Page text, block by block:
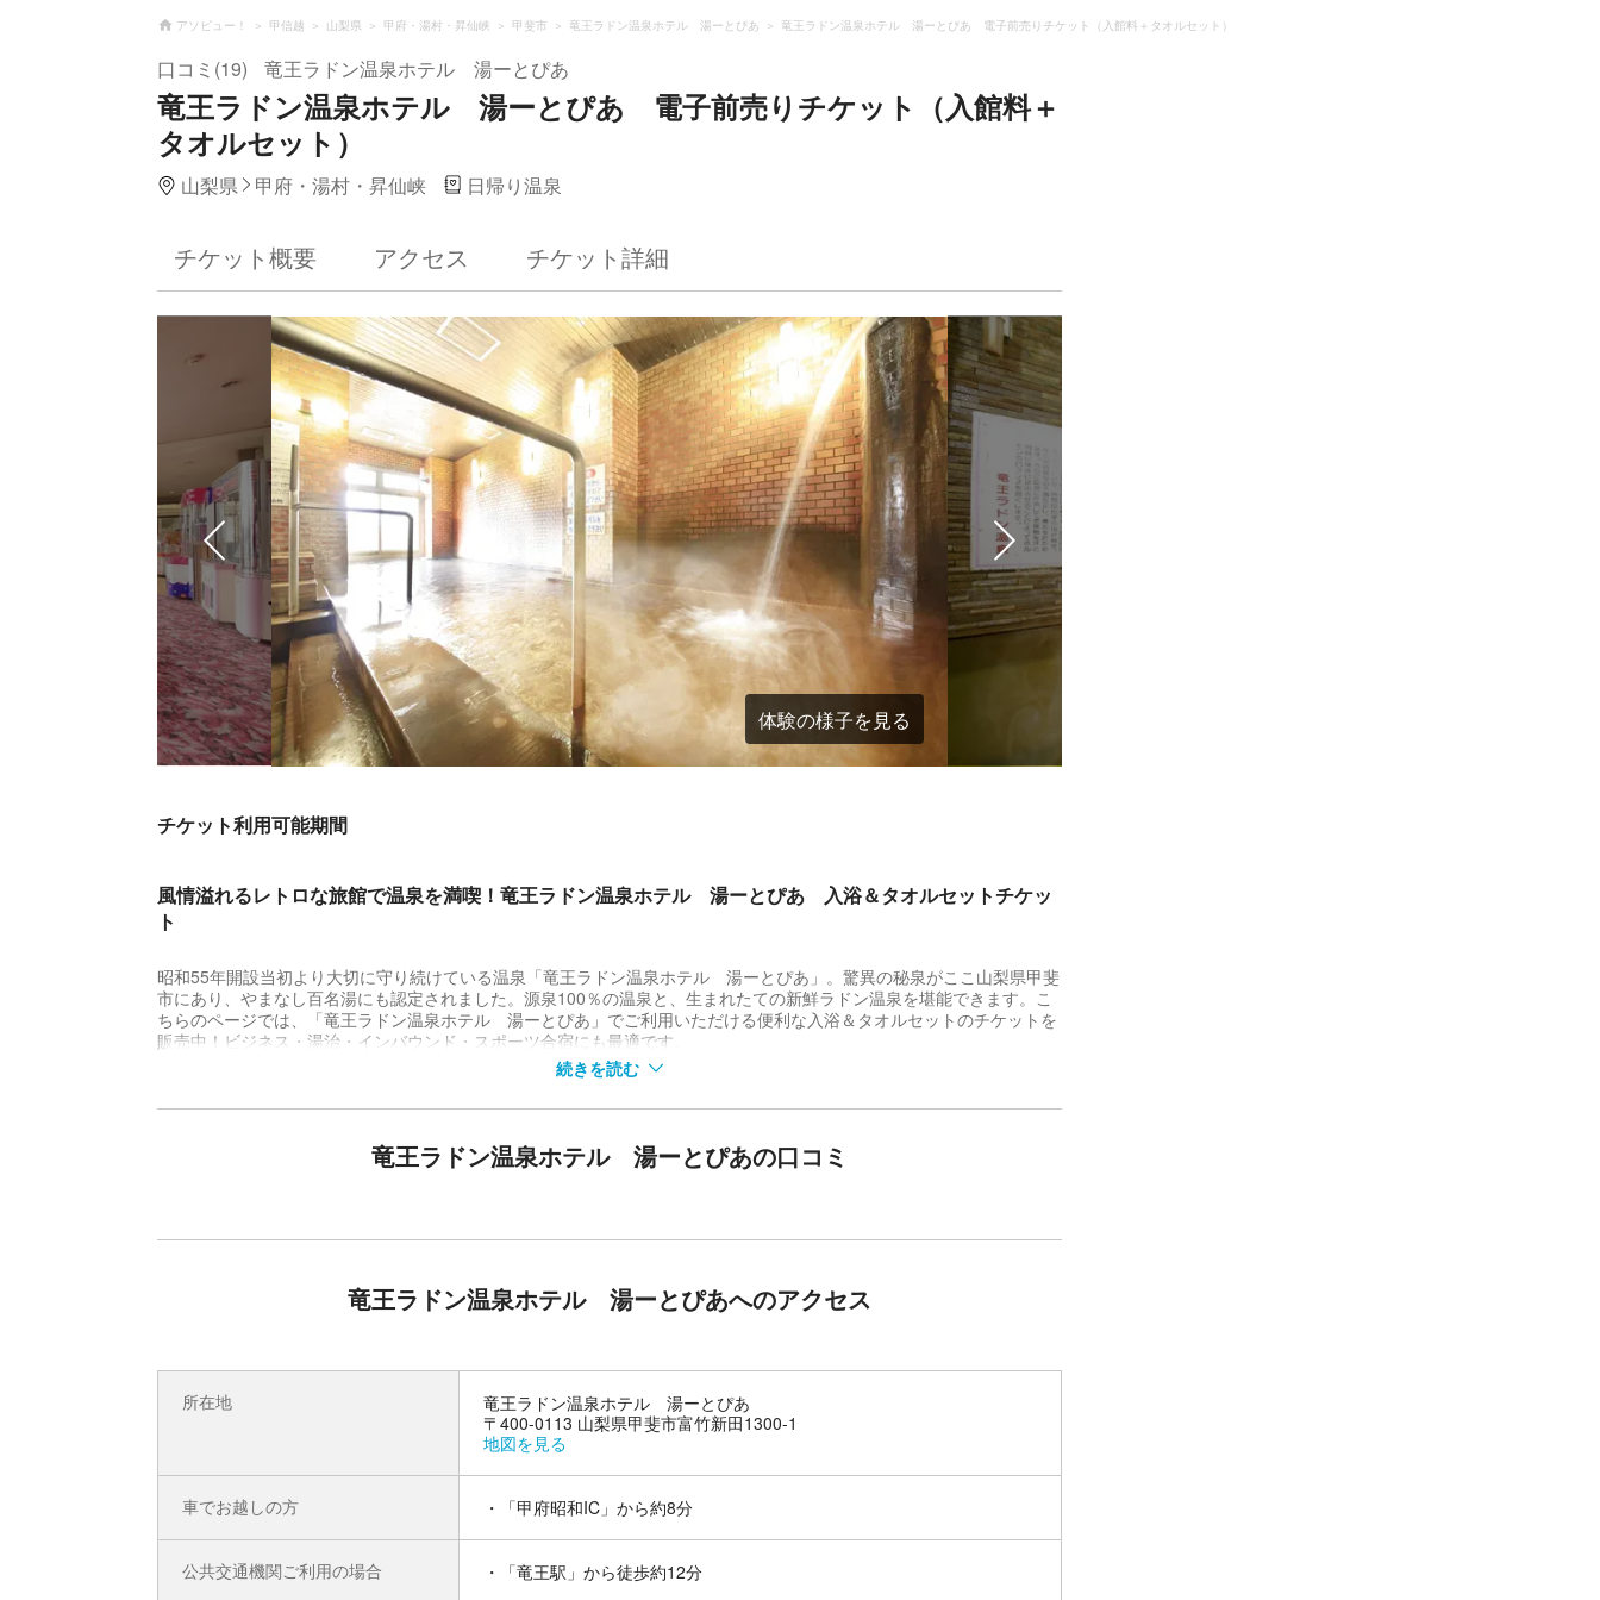
アソビュー！ 甲信越 山梨県 甲府・湯村・昇仙峡 甲斐市 竜王ラドン温泉ホテル 湯ーとぴあ 竜王ラドン温泉ホテル 湯ーとぴあ 電子前売りチケット（入館料＋タオルセット）
口コミ(19) 竜王ラドン温泉ホテル 湯ーとぴあ
竜王ラドン温泉ホテル 湯ーとぴあ 電子前売りチケット（入館料＋
タオルセット）
山梨県 甲府・湯村・昇仙峡 日帰り温泉
チケット概要 アクセス チケット詳細
体験の様子を見る
チケット利用可能期間
風情溢れるレトロな旅館で温泉を満喫！竜王ラドン温泉ホテル 湯ーとぴあ 入浴＆タオルセットチケッ
ト
昭和55年開設当初より大切に守り続けている温泉「竜王ラドン温泉ホテル 湯ーとぴあ」。驚異の秘泉がここ山梨県甲斐
市にあり、やまなし百名湯にも認定されました。源泉100％の温泉と、生まれたての新鮮ラドン温泉を堪能できます。こ
ちらのページでは、「竜王ラドン温泉ホテル 湯ーとぴあ」でご利用いただける便利な入浴＆タオルセットのチケットを
販売中！ビジネス・湯治・インバウンド・スポーツ合宿にも最適です。
まるで昭和にタイムスリップ！レトロな設備に心落ち着きます
「竜王ラドン温泉ホテル 湯ーとぴあ」は、2021年2月23日で創立75周年を迎えることができました。かつてラドンセン
姿のままのレトロな設備に、温泉マニアの方や旅館を楽しみたい方にもおすすめです◎
続きを読む
竜王ラドン温泉ホテル 湯ーとぴあの口コミ
竜王ラドン温泉ホテル 湯ーとぴあへのアクセス
所在地
竜王ラドン温泉ホテル 湯ーとぴあ
〒400-0113 山梨県甲斐市富竹新田1300-1
地図を見る
車でお越しの方 ・「甲府昭和IC」から約8分
公共交通機関ご利用の場合 ・「竜王駅」から徒歩約12分